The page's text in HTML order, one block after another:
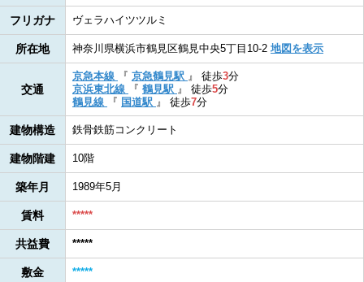
フリガナ ヴェラハイツツルミ
所在地 神奈川県横浜市鶴見区鶴見中央5丁目10-2 地図を表示
交通
京急本線 『 京急鶴見駅 』 徒歩3分
京浜東北線
『 鶴見駅 』 徒歩5分
鶴見線
『 国道駅 』 徒歩7分
建物構造 鉄骨鉄筋コンクリート
建物階建 10階
築年月 1989年5月
賃料 *****
共益費 *****
敷金 *****